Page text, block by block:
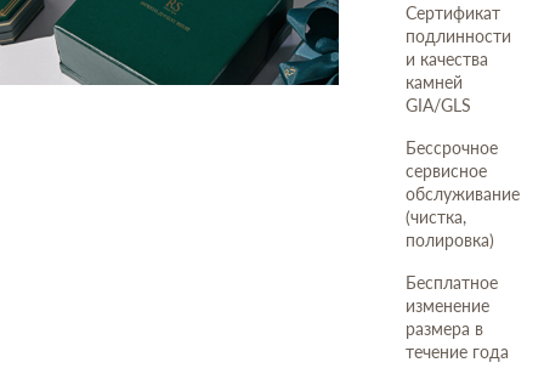
Сертификат
подлинности
и качества
камней
GIA/GLS
Бессрочное
сервисное
обслуживание
(чистка,
полировка)
Бесплатное
изменение
размера в
течение года